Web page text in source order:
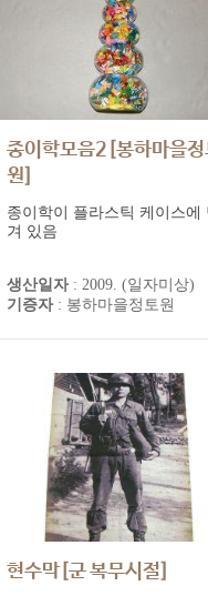
종이학모음2[봉하마을정
원]
봉하마을 정토원 추모기록
종이학이 플라스틱 케이스에
겨 있음
생산일자 : 2009. (일자미상)
기증자 : 봉하마을정토원
현수막[군 복무시절]